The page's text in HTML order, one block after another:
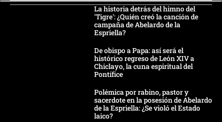
La historia detrás del himno del
'Tigre': ¿Quién creó la canción de
campaña de Abelardo de la
Espriella?
De obispo a Papa: así será el
histórico regreso de León XIV a
Chiclayo, la cuna espiritual del
Pontífice
Polémica por rabino, pastor y
sacerdote en la posesión de Abelardo
de la Espriella: ¿Se violó el Estado
laico?